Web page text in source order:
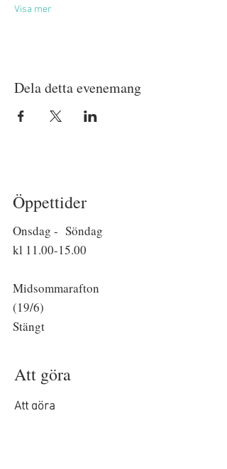
Visa mer
Dela detta evenemang
Öppettider
Onsdag - Söndag
kl 11.00-15.00
Midsommarafton
(19/6)
Stängt
Att göra
Att göra